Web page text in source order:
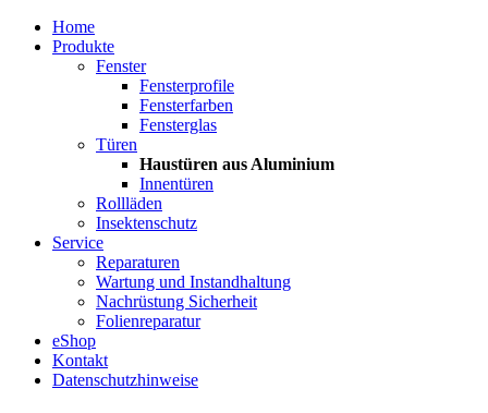
Home
Produkte
Fenster
Fensterprofile
Fensterfarben
Fensterglas
Türen
Haustüren aus Aluminium
Innentüren
Rollläden
Insektenschutz
Service
Reparaturen
Wartung und Instandhaltung
Nachrüstung Sicherheit
Folienreparatur
eShop
Kontakt
Datenschutzhinweise